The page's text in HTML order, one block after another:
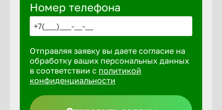
Глазов
Горно-
Грозный
Номер телефона
Отправляя заявку вы даете согласие на
обработку ваших персональных данных
в соответствии с политикой
конфиденциальности